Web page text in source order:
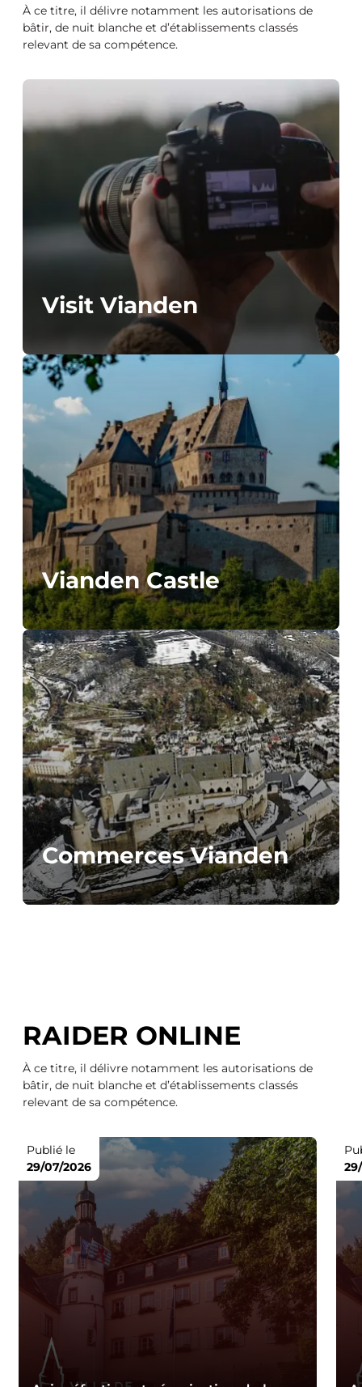
À ce titre, il délivre notamment les autorisations de
bâtir, de nuit blanche et d’établissements classés
relevant de sa compétence.
Visit Vianden
Vianden Castle
Commerces Vianden
RAIDER ONLINE
À ce titre, il délivre notamment les autorisations de
bâtir, de nuit blanche et d’établissements classés
relevant de sa compétence.
Publié le
29/07/2026